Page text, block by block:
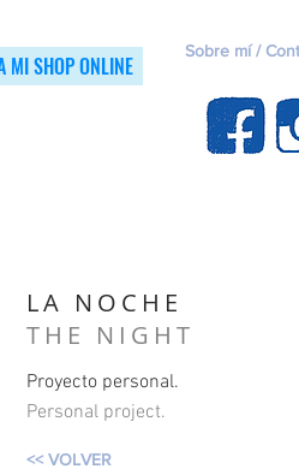
MI SHOP ONLINE
Sobre mí /
LA NOCHE
THE NIGHT
Proyecto personal.
Personal project.
<< VOLVER